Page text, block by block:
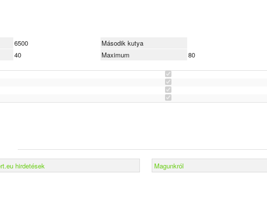
már aszfaltos úton jönni a kutyaiskoláig.
Hordó futam
Open I. / Open II.
6500
Második kutya
40 Maximum
80
hirdetések Magunkról